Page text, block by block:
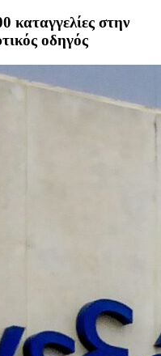
στην
οδηγός